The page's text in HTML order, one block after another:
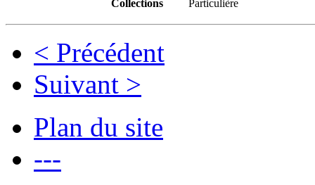
Collections Particulière
< Précédent
Suivant >
Plan du site
---